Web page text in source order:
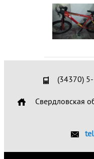
(34370)
Свердловская